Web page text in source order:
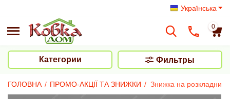
Українська
0
Категории Фильтры
ГОЛОВНА / ПРОМО-АКЦІЇ ТА ЗНИЖКИ / Знижка на розкладний